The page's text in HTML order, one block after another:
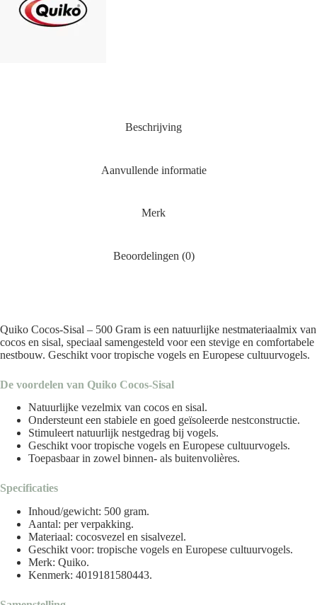
Beschrijving
Aanvullende informatie
Merk
Beoordelingen (0)
Quiko Cocos-Sisal – 500 Gram is een natuurlijke nestmateriaalmix van
cocos en sisal, speciaal samengesteld voor een stevige en comfortabele
nestbouw. Geschikt voor tropische vogels en Europese cultuurvogels.
De voordelen van Quiko Cocos-Sisal
Natuurlijke vezelmix van cocos en sisal.
Ondersteunt een stabiele en goed geïsoleerde nestconstructie.
Stimuleert natuurlijk nestgedrag bij vogels.
Geschikt voor tropische vogels en Europese cultuurvogels.
Toepasbaar in zowel binnen- als buitenvolières.
Specificaties
Inhoud/gewicht: 500 gram.
Aantal: per verpakking.
Materiaal: cocosvezel en sisalvezel.
Geschikt voor: tropische vogels en Europese cultuurvogels.
Merk: Quiko.
Kenmerk: 4019181580443.